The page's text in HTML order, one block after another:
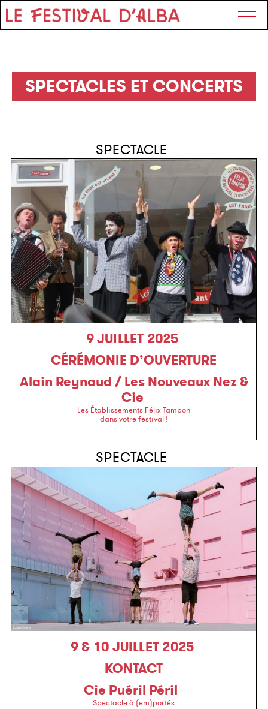
SPECTACLES ET CONCERTS
SPECTACLE
9 JUILLET 2025
CÉRÉMONIE D’OUVERTURE
Alain Reynaud / Les Nouveaux Nez &
Cie
Les Établissements Félix Tampon
dans votre festival !
SPECTACLE
9 & 10 JUILLET 2025
KONTACT
Cie Puéril Péril
Spectacle à (em)portés